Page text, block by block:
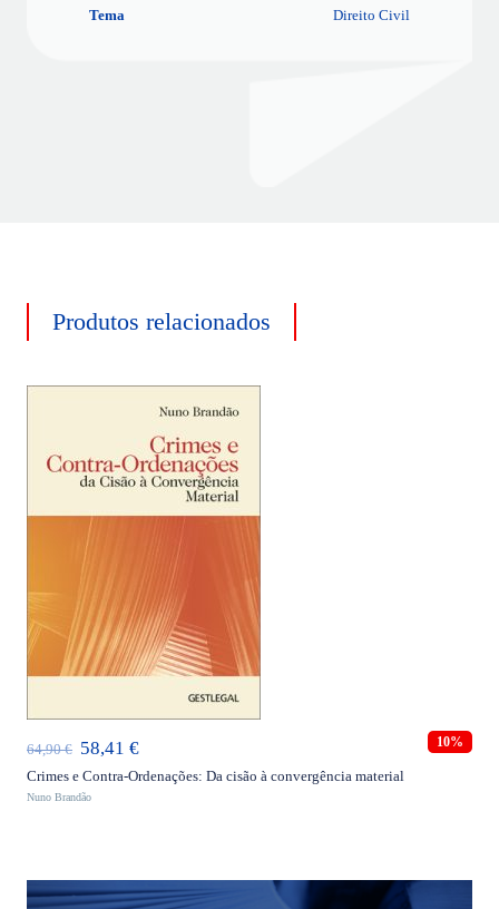
Tema
Direito Civil
Produtos relacionados
ADICIONAR
64,90€ O
preço
original
58,41 €O
preço
10%
Crimes e Contra-Ordenações: Da cisão à convergência material
Nuno Brandão